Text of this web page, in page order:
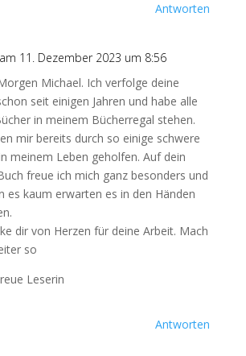
Antworten
am 11. Dezember 2023 um 8:56
Michael. Ich verfolge deine
seit einigen Jahren und habe alle
in meinem Bücherregal stehen.
mir bereits durch so einige schwere
meinem Leben geholfen. Auf dein
freue ich mich ganz besonders und
es kaum erwarten es in den Händen
dir von Herzen für deine Arbeit. Mach
so
Leserin
Antworten